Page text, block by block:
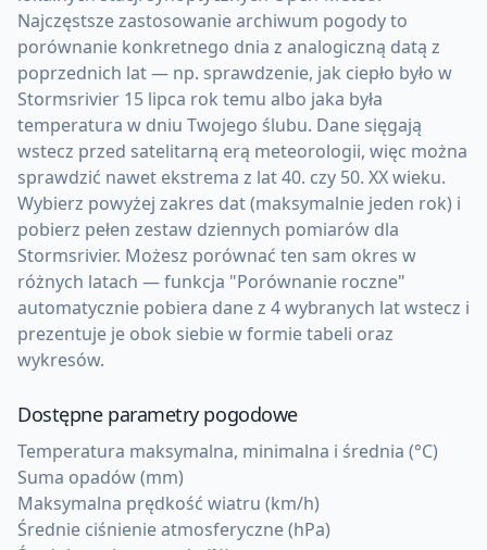
Najczęstsze zastosowanie archiwum pogody to
porównanie konkretnego dnia z analogiczną datą z
poprzednich lat — np. sprawdzenie, jak ciepło było w
Stormsrivier 15 lipca rok temu albo jaka była
temperatura w dniu Twojego ślubu. Dane sięgają
wstecz przed satelitarną erą meteorologii, więc można
sprawdzić nawet ekstrema z lat 40. czy 50. XX wieku.
Wybierz powyżej zakres dat (maksymalnie jeden rok) i
pobierz pełen zestaw dziennych pomiarów dla
Stormsrivier. Możesz porównać ten sam okres w
różnych latach — funkcja "Porównanie roczne"
automatycznie pobiera dane z 4 wybranych lat wstecz i
prezentuje je obok siebie w formie tabeli oraz
wykresów.
Dostępne parametry pogodowe
Temperatura maksymalna, minimalna i średnia (°C)
Suma opadów (mm)
Maksymalna prędkość wiatru (km/h)
Średnie ciśnienie atmosferyczne (hPa)